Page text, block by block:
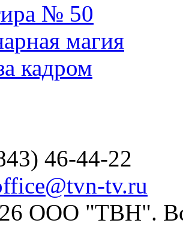
№ 50
магия
кадром
46-44-22
tv.ru
ООО "ТВН".